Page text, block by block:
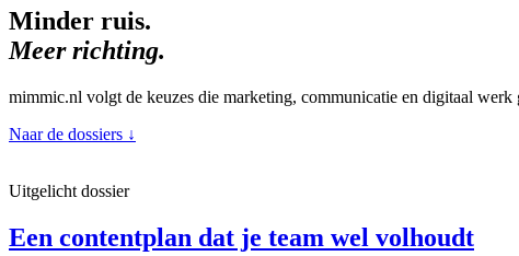
Minder ruis.
Meer richting.
mimmic.nl volgt de keuzes die marketing, communicatie en digitaal
Naar de dossiers ↓
Uitgelicht dossier
Een contentplan dat je team wel volhoudt